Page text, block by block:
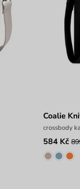
Coalie
crossbody
584 Kč